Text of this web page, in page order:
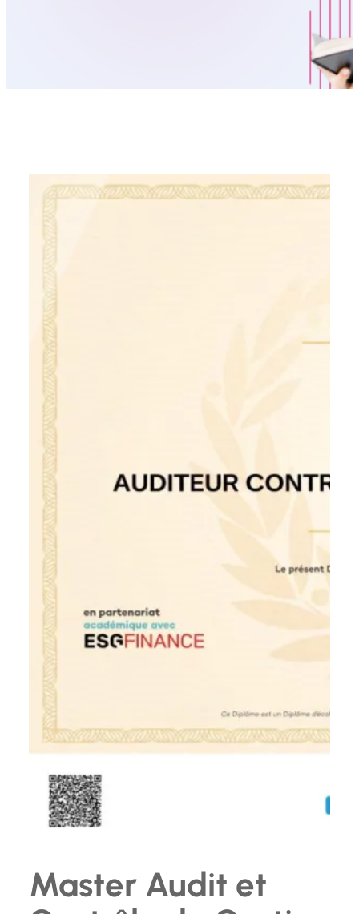
Master Audit et